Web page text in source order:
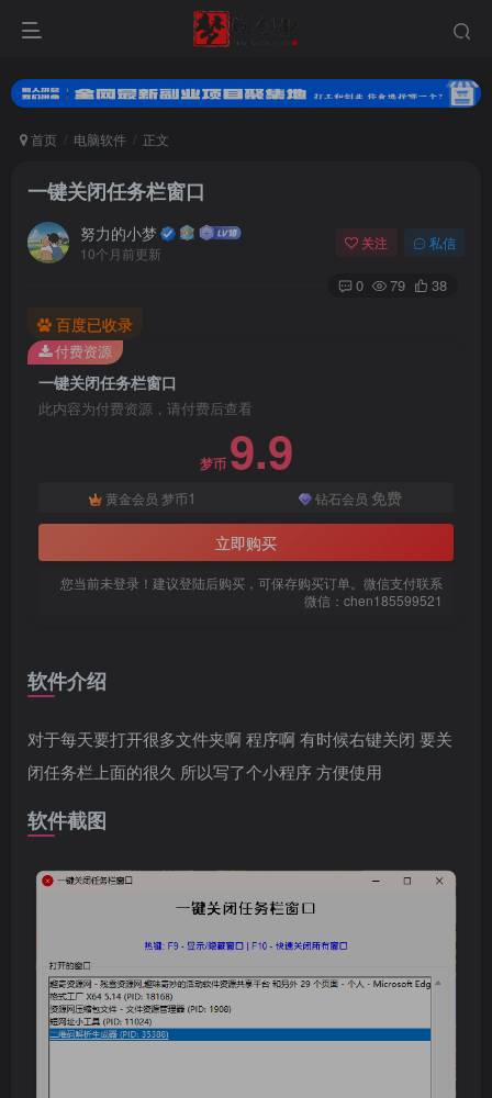
首页 电脑软件 正文
一键关闭任务栏窗口
努力的小梦
10个月前更新
关注 私信
0 79 38
百度已收录
一键关闭任务栏窗口
此内容为付费资源，请付费后查看
梦币 9.9
黄金会员 梦币1 钻石会员 免费
立即购买
您当前未登录！建议登陆后购买，可保存购买订单。微信支付联系
微信：chen185599521
付费资源
软件介绍
对于每天要打开很多文件夹啊 程序啊 有时候右键关闭 要关
闭任务栏上面的很久 所以写了个小程序 方便使用
软件截图
扫码登录
使用其它方式登录